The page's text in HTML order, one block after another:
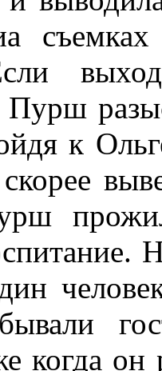
Пурш
к
бывали
когда он